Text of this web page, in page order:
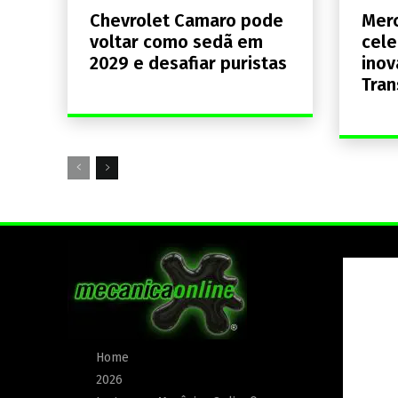
Chevrolet Camaro pode
voltar como sedã em
2029 e desafiar puristas
Home
2026